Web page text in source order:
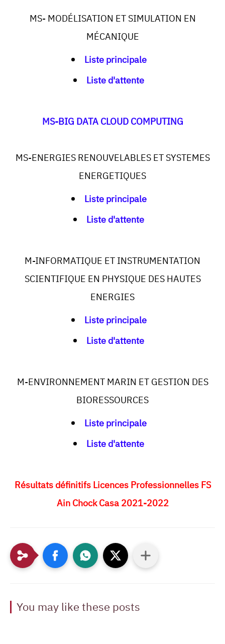
MS- MODÉLISATION ET SIMULATION EN
MÉCANIQUE
Liste principale
Liste d'attente
MS-BIG DATA CLOUD COMPUTING
MS-ENERGIES RENOUVELABLES ET SYSTEMES
ENERGETIQUES
Liste principale
Liste d'attente
M-INFORMATIQUE ET INSTRUMENTATION
SCIENTIFIQUE EN PHYSIQUE DES HAUTES
ENERGIES
Liste principale
Liste d'attente
M-ENVIRONNEMENT MARIN ET GESTION DES
BIORESSOURCES
Liste principale
Liste d'attente
Résultats définitifs Licences Professionnelles FS
Ain Chock Casa 2021-2022
You may like these posts